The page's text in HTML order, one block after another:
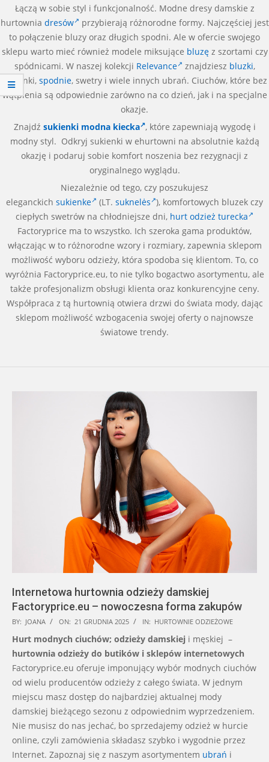
Łączą w sobie styl i funkcjonalność. Modne dresy damskie z
hurtownia dresów
przybierają różnorodne formy. Najczęściej jest
to połączenie bluzy oraz długich spodni. Ale w ofercie swojego
sklepu warto mieć również modele miksujące bluzęz szortami czy
spódnicami. W naszej kolekcji Relevance znajdziesz bluzki,
sukienki, spodnie, swetry i wiele innych ubrań. Ciuchów, które bez
wątpienia są odpowiednie zarówno na co dzień, jak i na specjalne
okazje.
Znajdź sukienki modna kiecka , które zapewniają wygodę i
modny styl. Odkryj sukienki w ehurtowni na absolutnie każdą
okazję i podaruj sobie komfort noszenia bez rezygnacji z
oryginalnego wyglądu.
Niezależnie od tego, czy poszukujesz
eleganckich sukienke (LT. suknelės ), komfortowych bluzek czy
ciepłych swetrów na chłodniejsze dni, hurt odzież turecka
Factoryprice ma to wszystko. Ich szeroka gama produktów,
włączając w to różnorodne wzory i rozmiary, zapewnia sklepom
możliwość wyboru odzieży, która spodoba się klientom. To, co
wyróżnia Factoryprice.eu, to nie tylko bogactwo asortymentu, ale
także profesjonalizm obsługi klienta oraz konkurencyjne ceny.
Współpraca z tą hurtownią otwiera drzwi do świata mody, dając
sklepom możliwość wzbogacenia swojej oferty o najnowsze
światowe trendy.
Internetowa hurtownia odzieży damskiej
Factoryprice.eu – nowoczesna forma zakupów
2025-
12-
21
BY: JOANA ON: 21 GRUDNIA 2025 IN: HURTOWNIE ODZIEŻOWE
Hurt modnych ciuchów; odzieży damskiej i męskiej –
hurtownia odzieży do butików i sklepów internetowych
Factoryprice.eu oferuje imponujący wybór modnych ciuchów
od wielu producentów odzieży z całego świata. W jednym
miejscu masz dostęp do najbardziej aktualnej mody
damskiej bieżącego sezonu z odpowiednim wyprzedzeniem.
Nie musisz do nas jechać, bo sprzedajemy odzież w hurcie
online, czyli zamówienia składasz szybko i wygodnie przez
Internet. Zapoznaj się z naszym asortymentem ubrań i